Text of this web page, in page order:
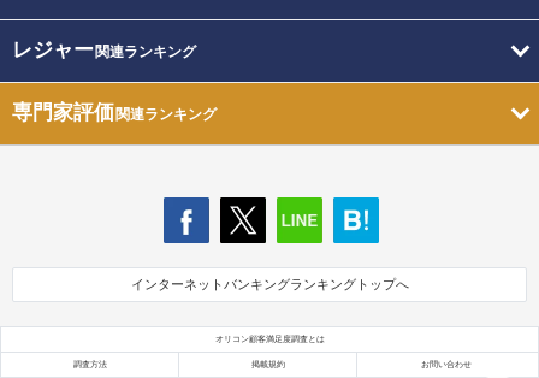
レジャー関連ランキング
専門家評価関連ランキング
インターネットバンキングランキングトップへ
オリコン顧客満足度調査とは
調査方法 掲載規約 お問い合わせ